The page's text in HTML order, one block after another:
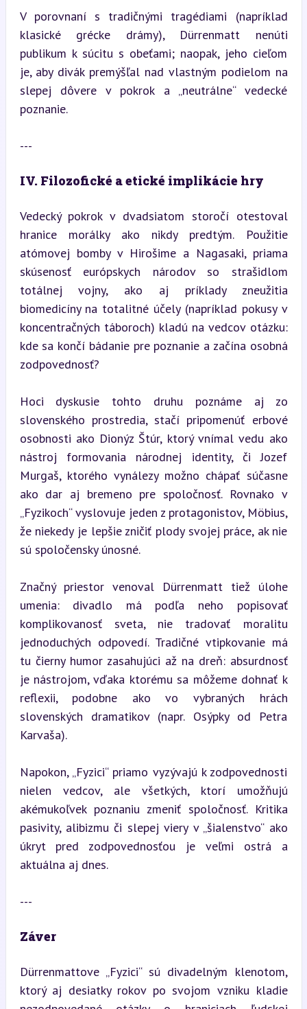
V porovnaní s tradičnými tragédiami (napríklad
klasické grécke drámy), Dürrenmatt nenúti
publikum k súcitu s obeťami; naopak, jeho cieľom
je, aby divák premýšľal nad vlastným podielom na
slepej dôvere v pokrok a „neutrálne“ vedecké
poznanie.
---
IV. Filozofické a etické implikácie hry
Vedecký pokrok v dvadsiatom storočí otestoval
hranice morálky ako nikdy predtým. Použitie
atómovej bomby v Hirošime a Nagasaki, priama
skúsenosť európskych národov so strašidlom
totálnej vojny, ako aj príklady zneužitia
biomedicíny na totalitné účely (napríklad pokusy v
koncentračných táboroch) kladú na vedcov otázku:
kde sa končí bádanie pre poznanie a začína osobná
zodpovednosť?
Hoci dyskusie tohto druhu poznáme aj zo
slovenského prostredia, stačí pripomenúť erbové
osobnosti ako Dionýz Štúr, ktorý vnímal vedu ako
nástroj formovania národnej identity, či Jozef
Murgaš, ktorého vynálezy možno chápať súčasne
ako dar aj bremeno pre spoločnosť. Rovnako v
„Fyzikoch“ vyslovuje jeden z protagonistov, Möbius,
že niekedy je lepšie zničiť plody svojej práce, ak nie
sú spoločensky únosné.
Značný priestor venoval Dürrenmatt tiež úlohe
umenia: divadlo má podľa neho popisovať
komplikovanosť sveta, nie tradovať moralitu
jednoduchých odpovedí. Tradičné vtipkovanie má
tu čierny humor zasahujúci až na dreň: absurdnosť
je nástrojom, vďaka ktorému sa môžeme dohnať k
reflexii, podobne ako vo vybraných hrách
slovenských dramatikov (napr. Osýpky od Petra
Karvaša).
Napokon, „Fyzici“ priamo vyzývajú k zodpovednosti
nielen vedcov, ale všetkých, ktorí umožňujú
akémukoľvek poznaniu zmeniť spoločnosť. Kritika
pasivity, alibizmu či slepej viery v „šialenstvo“ ako
úkryt pred zodpovednosťou je veľmi ostrá a
aktuálna aj dnes.
---
Záver
Dürrenmattove „Fyzici“ sú divadelným klenotom,
ktorý aj desiatky rokov po svojom vzniku kladie